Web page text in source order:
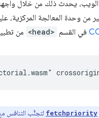
في القسم <head> من
fetchpriority لتجنُّب التنافس مع